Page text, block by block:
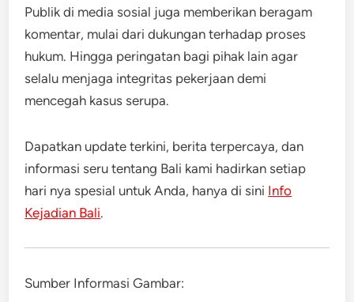
Publik di media sosial juga memberikan beragam
komentar, mulai dari dukungan terhadap proses
hukum. Hingga peringatan bagi pihak lain agar
selalu menjaga integritas pekerjaan demi
mencegah kasus serupa.
Dapatkan update terkini, berita terpercaya, dan
informasi seru tentang Bali kami hadirkan setiap
hari nya spesial untuk Anda, hanya di sini Info
Kejadian Bali.
Sumber Informasi Gambar: